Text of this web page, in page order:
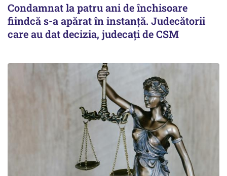
Condamnat la patru ani de închisoare
fiindcă s-a apărat în instanță. Judecătorii
care au dat decizia, judecați de CSM